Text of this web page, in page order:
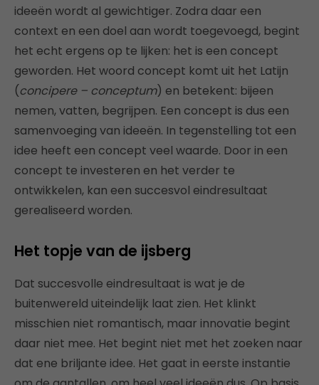
ideeën wordt al gewichtiger. Zodra daar een
context en een doel aan wordt toegevoegd, begint
het echt ergens op te lijken: het is een concept
geworden. Het woord concept komt uit het Latijn
(concipere – conceptum) en betekent: bijeen
nemen, vatten, begrijpen. Een concept is dus een
samenvoeging van ideeën. In tegenstelling tot een
idee heeft een concept veel waarde. Door in een
concept te investeren en het verder te
ontwikkelen, kan een succesvol eindresultaat
gerealiseerd worden.
Het topje van de ijsberg
Dat succesvolle eindresultaat is wat je de
buitenwereld uiteindelijk laat zien. Het klinkt
misschien niet romantisch, maar innovatie begint
daar niet mee. Het begint niet met het zoeken naar
dat ene briljante idee. Het gaat in eerste instantie